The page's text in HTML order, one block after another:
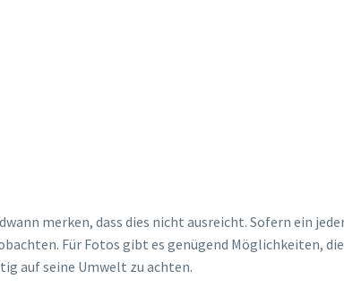
merken, dass dies nicht ausreicht. Sofern ein
Für Fotos gibt es genügend Möglichkeiten,
auf seine Umwelt zu achten.